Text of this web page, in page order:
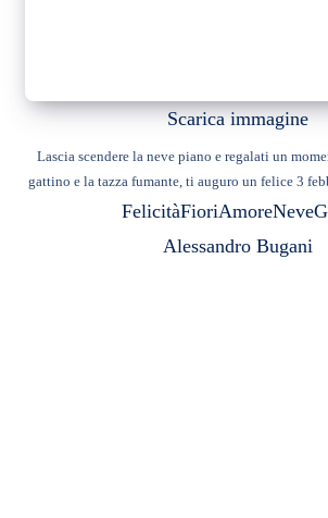
Scarica immagine
Lascia scendere la neve piano e regalati un
gattino e la tazza fumante, ti auguro un felice 3
FelicitàFioriAmoreNeve
Alessandro Bugani